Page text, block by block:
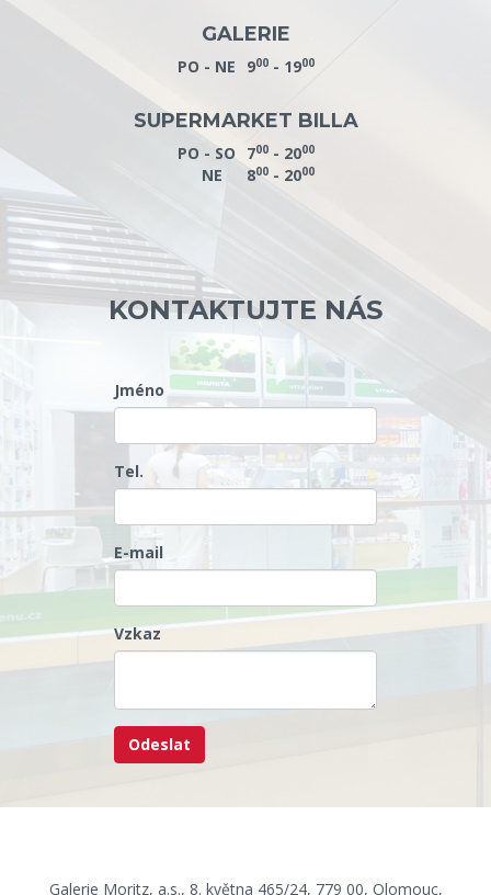
GALERIE
PO - NE 900- 1900
SUPERMARKET BILLA
PO - SO 700- 2000
NE 800- 2000
KONTAKTUJTE NÁS
Jméno
Tel.
E-mail
Vzkaz
Galerie Moritz, a.s., 8. května 465/24, 779 00, Olomouc,